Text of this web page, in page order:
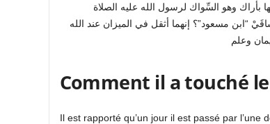
وهو السِّواك لرسول الله عليه الصلاة
“ابن مسعود”؟ إنهما أثقل في الميزان عند الله
Comment il a touché
Il est rapporté qu’un jour il est passé par